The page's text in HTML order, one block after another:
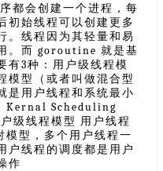
都会创建一个进程，每
初始线程可以创建更多
。线程因为其轻量和易
。而 goroutine 就是基
有3种：用户级线程模
模型（或者叫做混合型
是用户线程和系统最小
Kernal Scheduling
级线程模型 用户线程
模型，多个用户线程一
户线程的调度都是用户
作